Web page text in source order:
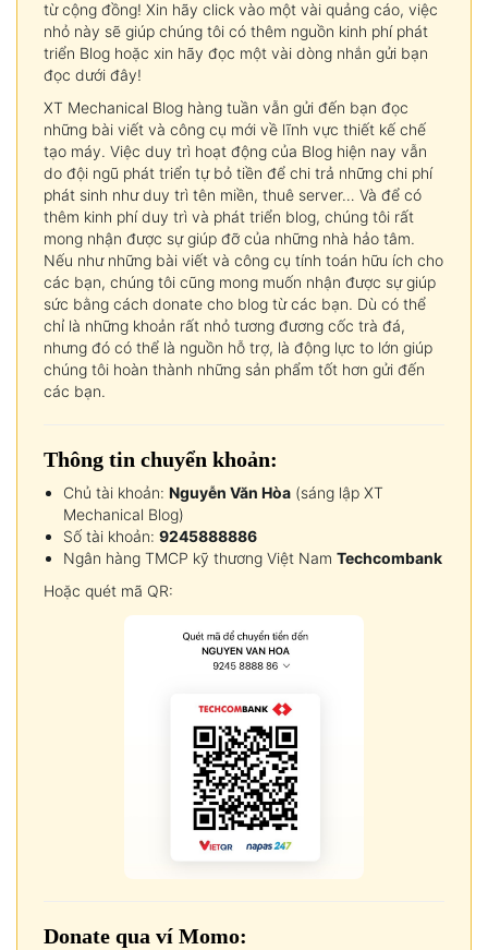
từ cộng đồng! Xin hãy click vào một vài quảng cáo, việc
nhỏ này sẽ giúp chúng tôi có thêm nguồn kinh phí phát
triển Blog hoặc xin hãy đọc một vài dòng nhắn gửi bạn
đọc dưới đây!
XT Mechanical Blog hàng tuần vẫn gửi đến bạn đọc
những bài viết và công cụ mới về lĩnh vực thiết kế chế
tạo máy. Việc duy trì hoạt động của Blog hiện nay vẫn
do đội ngũ phát triển tự bỏ tiền để chi trả những chi phí
phát sinh như duy trì tên miền, thuê server… Và để có
thêm kinh phí duy trì và phát triển blog, chúng tôi rất
mong nhận được sự giúp đỡ của những nhà hảo tâm.
Nếu như những bài viết và công cụ tính toán hữu ích cho
các bạn, chúng tôi cũng mong muốn nhận được sự giúp
sức bằng cách donate cho blog từ các bạn. Dù có thể
chỉ là những khoản rất nhỏ tương đương cốc trà đá,
nhưng đó có thể là nguồn hỗ trợ, là động lực to lớn giúp
chúng tôi hoàn thành những sản phẩm tốt hơn gửi đến
các bạn.
Thông tin chuyển khoản:
Chủ tài khoản: Nguyễn Văn Hòa (sáng lập XT
Mechanical Blog)
Số tài khoản: 9245888886
Ngân hàng TMCP kỹ thương Việt Nam Techcombank
Hoặc quét mã QR:
Donate qua ví Momo: